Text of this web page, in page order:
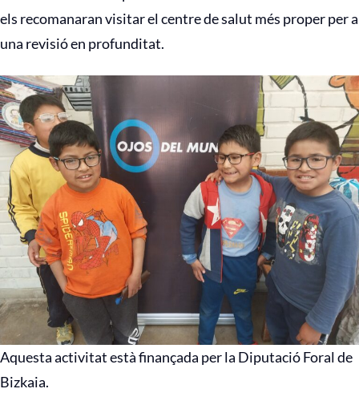
els recomanaran visitar el centre de salut més proper per a
una revisió en profunditat.
Aquesta activitat està finançada per la Diputació Foral de
Bizkaia.